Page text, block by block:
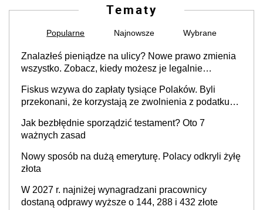
Tematy
Popularne Najnowsze Wybrane
Znalazłeś pieniądze na ulicy? Nowe prawo zmienia
wszystko. Zobacz, kiedy możesz je legalnie
Fiskus wzywa do zapłaty tysiące Polaków. Byli
przekonani, że korzystają ze zwolnienia z podatku
Jak bezbłędnie sporządzić testament? Oto 7
ważnych zasad
Nowy sposób na dużą emeryturę. Polacy odkryli żyłę
złota
W 2027 r. najniżej wynagradzani pracownicy
dostaną odprawy wyższe o 144, 288 i 432 złote